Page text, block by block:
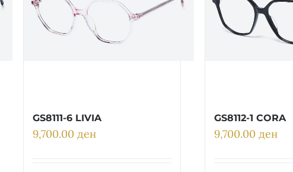
GS8111-6 LIVIA
9,700.00 ден
GS8112-1 CORA
9,700.00 ден